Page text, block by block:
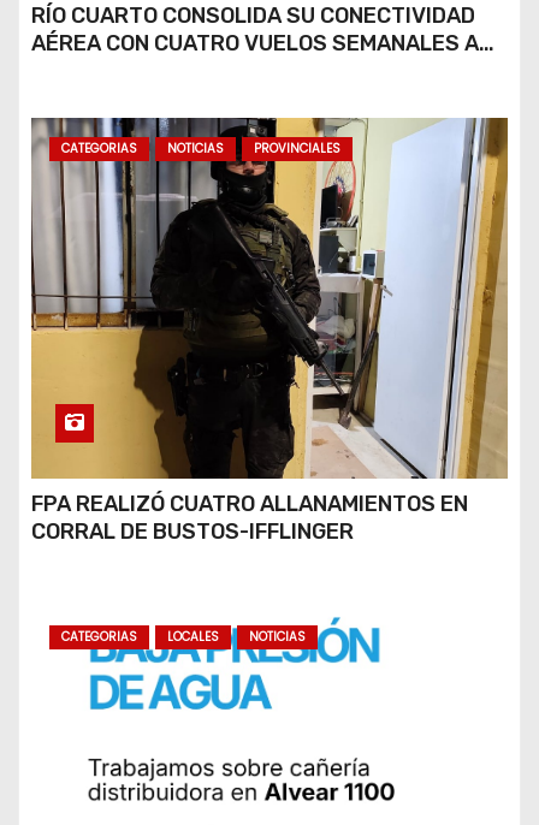
RÍO CUARTO CONSOLIDA SU CONECTIVIDAD
AÉREA CON CUATRO VUELOS SEMANALES A
CATEGORIAS NOTICIAS PROVINCIALES
FPA REALIZÓ CUATRO ALLANAMIENTOS EN
CORRAL DE BUSTOS-IFFLINGER
CATEGORIAS LOCALES NOTICIAS